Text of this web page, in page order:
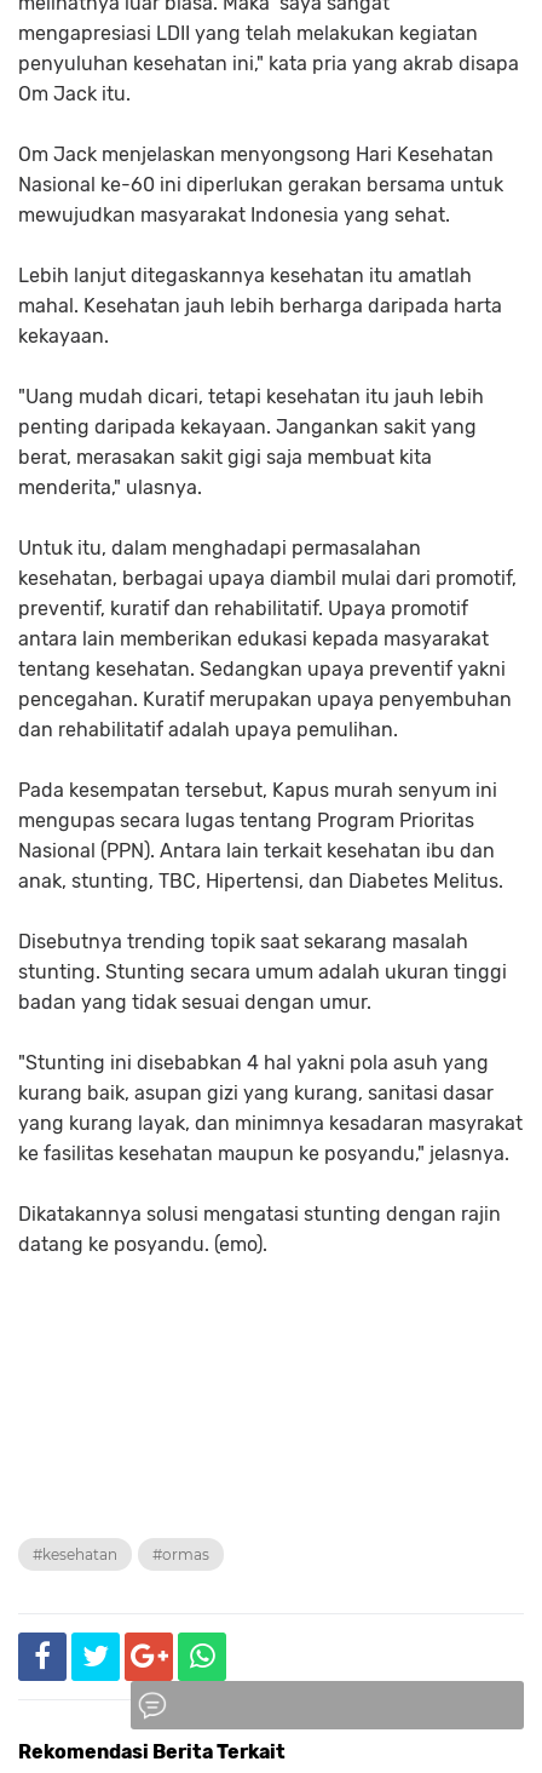
mengapresiasi LDII yang telah melakukan kegiatan
penyuluhan kesehatan ini," kata pria yang akrab disapa
Om Jack itu.
Om Jack menjelaskan menyongsong Hari Kesehatan
Nasional ke-60 ini diperlukan gerakan bersama untuk
mewujudkan masyarakat Indonesia yang sehat.
Lebih lanjut ditegaskannya kesehatan itu amatlah
mahal. Kesehatan jauh lebih berharga daripada harta
kekayaan.
"Uang mudah dicari, tetapi kesehatan itu jauh lebih
penting daripada kekayaan. Jangankan sakit yang
berat, merasakan sakit gigi saja membuat kita
menderita," ulasnya.
Untuk itu, dalam menghadapi permasalahan
kesehatan, berbagai upaya diambil mulai dari promotif,
preventif, kuratif dan rehabilitatif. Upaya promotif
antara lain memberikan edukasi kepada masyarakat
tentang kesehatan. Sedangkan upaya preventif yakni
pencegahan. Kuratif merupakan upaya penyembuhan
dan rehabilitatif adalah upaya pemulihan.
Pada kesempatan tersebut, Kapus murah senyum ini
mengupas secara lugas tentang Program Prioritas
Nasional (PPN). Antara lain terkait kesehatan ibu dan
anak, stunting, TBC, Hipertensi, dan Diabetes Melitus.
Disebutnya trending topik saat sekarang masalah
stunting. Stunting secara umum adalah ukuran tinggi
badan yang tidak sesuai dengan umur.
"Stunting ini disebabkan 4 hal yakni pola asuh yang
kurang baik, asupan gizi yang kurang, sanitasi dasar
yang kurang layak, dan minimnya kesadaran masyrakat
ke fasilitas kesehatan maupun ke posyandu," jelasnya.
Dikatakannya solusi mengatasi stunting dengan rajin
datang ke posyandu. (emo).
#kesehatan #ormas
Rekomendasi Berita Terkait